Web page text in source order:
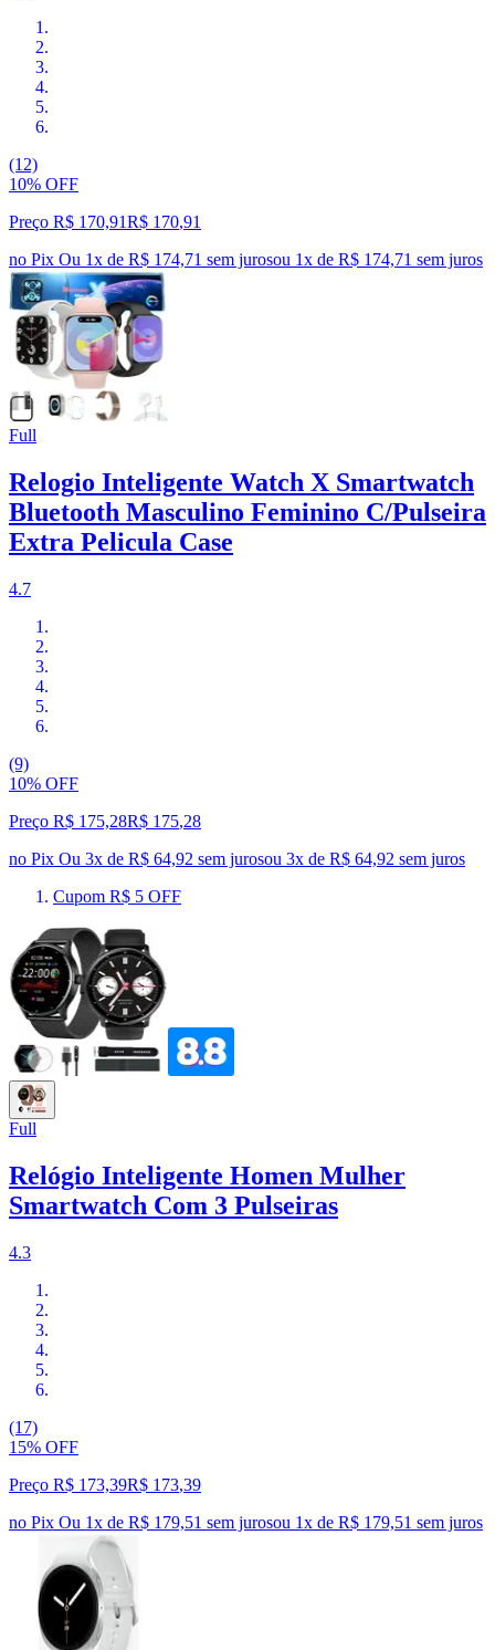
(12)
10% OFF
Preço R$ 170,91R$ 170,91
no Pix Ou 1x de R$ 174,71 sem jurosou 1x de R$ 174,71 sem juros
Full
Relogio Inteligente Watch X Smartwatch
Bluetooth Masculino Feminino C/Pulseira
Extra Pelicula Case
4.7
(9)
10% OFF
Preço R$ 175,28R$ 175,28
no Pix Ou 3x de R$ 64,92 sem jurosou 3x de R$ 64,92 sem juros
Cupom R$ 5 OFF
Full
Relógio Inteligente Homen Mulher
Smartwatch Com 3 Pulseiras
4.3
(17)
15% OFF
Preço R$ 173,39R$ 173,39
no Pix Ou 1x de R$ 179,51 sem jurosou 1x de R$ 179,51 sem juros